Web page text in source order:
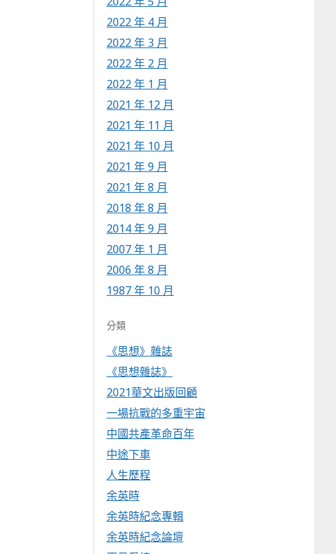
2022 年 4 月
2022 年 3 月
2022 年 2 月
2022 年 1 月
2021 年 12 月
2021 年 11 月
2021 年 10 月
2021 年 9 月
2021 年 8 月
2018 年 8 月
2014 年 9 月
2007 年 1 月
2006 年 8 月
1987 年 10 月
分類
《思想》雜誌
《思想雜誌》
2021華文出版回顧
一場抗戰的多重宇宙
中國共產革命百年
中途下車
人生歷程
余英時
余英時紀念專輯
余英時紀念論壇